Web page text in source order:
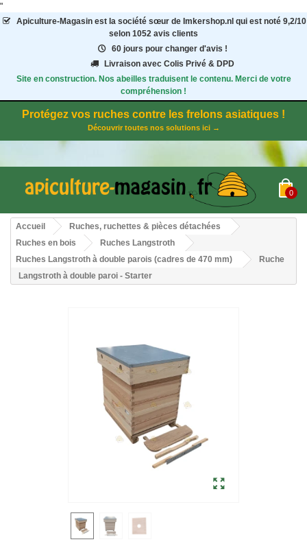
"
Apiculture-Magasinest la société sœur de Imkershop.nl qui est noté 9,2/10
selon 1052 avis clients
60 jours pour changer d'avis !
Livraison avec Colis Privé & DPD
Site en construction. Nos abeilles traduisent le contenu. Merci de votre
compréhension !
Protégez vos ruches contre les frelons asiatiques !
Découvrir toutes nos solutions ici →
0
Accueil
Ruches, ruchettes & pièces détachées
Ruches en bois
Ruches Langstroth
Ruches Langstroth à double parois (cadres de 470 mm)
Ruche
Langstroth à double paroi - Starter